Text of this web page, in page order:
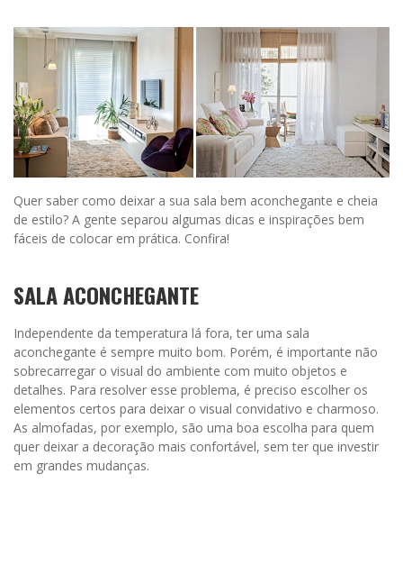
Quer saber como deixar a sua sala bem aconchegante e cheia
de estilo? A gente separou algumas dicas e inspirações bem
fáceis de colocar em prática. Confira!
SALA ACONCHEGANTE
Independente da temperatura lá fora, ter uma sala
aconchegante é sempre muito bom. Porém, é importante não
sobrecarregar o visual do ambiente com muito objetos e
detalhes. Para resolver esse problema, é preciso escolher os
elementos certos para deixar o visual convidativo e charmoso.
As almofadas, por exemplo, são uma boa escolha para quem
quer deixar a decoração mais confortável, sem ter que investir
em grandes mudanças.